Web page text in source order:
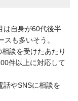
は自身が60代後半
も多いそう。
談を受けたあたり
件以上に対応して
話やSNSに相談を